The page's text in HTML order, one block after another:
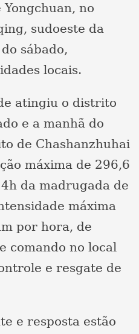
no
sudoeste da
sábado,
locais.
atingiu o distrito
e a manhã do
de Chashanzhuhai
máxima de 296,6
da madrugada de
máxima
por hora, de
comando no local
e resgate de
e resposta estão